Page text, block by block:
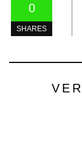
0
SHARES